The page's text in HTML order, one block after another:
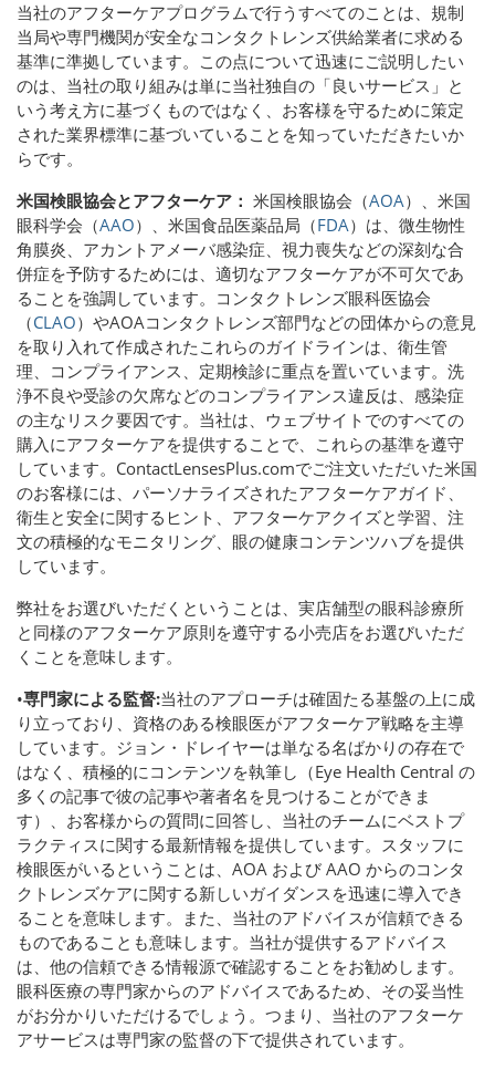
当社のアフターケアプログラムで行うすべてのことは、規制
当局や専門機関が安全なコンタクトレンズ供給業者に求める
基準に準拠しています。この点について迅速にご説明したい
のは、当社の取り組みは単に当社独自の「良いサービス」と
いう考え方に基づくものではなく、お客様を守るために策定
された業界標準に基づいていることを知っていただきたいか
らです。
米国検眼協会とアフターケア： 米国検眼協会（AOA）、米国
眼科学会（AAO）、米国食品医薬品局（FDA）は、微生物性
角膜炎、アカントアメーバ感染症、視力喪失などの深刻な合
併症を予防するためには、適切なアフターケアが不可欠であ
ることを強調しています。コンタクトレンズ眼科医協会
（CLAO）やAOAコンタクトレンズ部門などの団体からの意見
を取り入れて作成されたこれらのガイドラインは、衛生管
理、コンプライアンス、定期検診に重点を置いています。洗
浄不良や受診の欠席などのコンプライアンス違反は、感染症
の主なリスク要因です。当社は、ウェブサイトでのすべての
購入にアフターケアを提供することで、これらの基準を遵守
しています。ContactLensesPlus.comでご注文いただいた米国
のお客様には、パーソナライズされたアフターケアガイド、
衛生と安全に関するヒント、アフターケアクイズと学習、注
文の積極的なモニタリング、眼の健康コンテンツハブを提供
しています。
弊社をお選びいただくということは、実店舗型の眼科診療所
と同様のアフターケア原則を遵守する小売店をお選びいただ
くことを意味します。
•専門家による監督:当社のアプローチは確固たる基盤の上に成
り立っており、資格のある検眼医がアフターケア戦略を主導
しています。ジョン・ドレイヤーは単なる名ばかりの存在で
はなく、積極的にコンテンツを執筆し（Eye Health Central の
多くの記事で彼の記事や著者名を見つけることができま
す）、お客様からの質問に回答し、当社のチームにベストプ
ラクティスに関する最新情報を提供しています。スタッフに
検眼医がいるということは、AOA および AAO からのコンタ
クトレンズケアに関する新しいガイダンスを迅速に導入でき
ることを意味します。また、当社のアドバイスが信頼できる
ものであることも意味します。当社が提供するアドバイス
は、他の信頼できる情報源で確認することをお勧めします。
眼科医療の専門家からのアドバイスであるため、その妥当性
がお分かりいただけるでしょう。つまり、当社のアフターケ
アサービスは専門家の監督の下で提供されています。